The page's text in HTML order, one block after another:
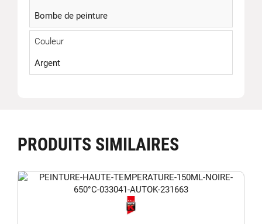
Bombe de peinture
Couleur
Argent
PRODUITS SIMILAIRES